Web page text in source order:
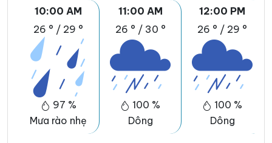
10:00 AM
26 ° / 29 °
97 %
Mưa rào nhẹ
11:00 AM
26 ° / 30 °
100 %
Dông
12:00 PM
26 ° / 29 °
100 %
Dông